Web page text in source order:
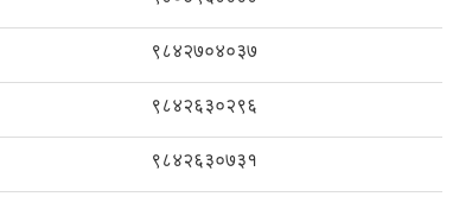
९८४२७०४०३७
९८४२६३०२९६
९८४२६३०७३१